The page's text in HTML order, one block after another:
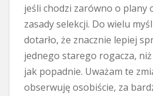
jeśli chodzi zarówno o plany
zasady selekcji. Do wielu
dotarło, że znacznie lepiej
jednego starego rogacza, niż
jak popadnie. Uważam te
obserwuję osobiście, za